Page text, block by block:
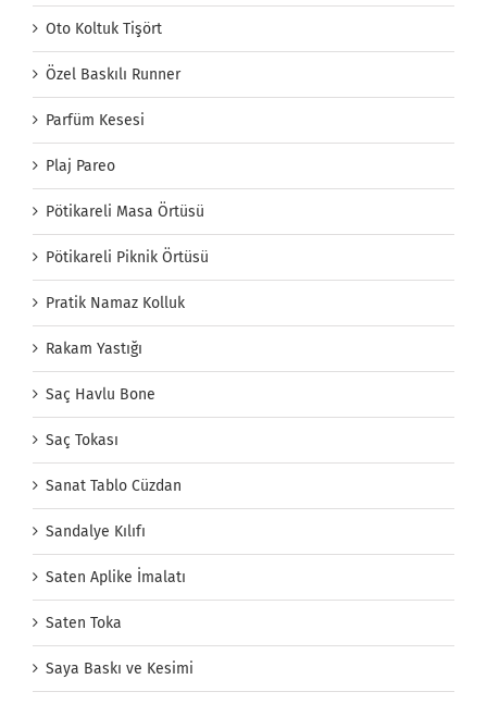
Oto Koltuk Tişört
Özel Baskılı Runner
Parfüm Kesesi
Plaj Pareo
Pötikareli Masa Örtüsü
Pötikareli Piknik Örtüsü
Pratik Namaz Kolluk
Rakam Yastığı
Saç Havlu Bone
Saç Tokası
Sanat Tablo Cüzdan
Sandalye Kılıfı
Saten Aplike İmalatı
Saten Toka
Saya Baskı ve Kesimi